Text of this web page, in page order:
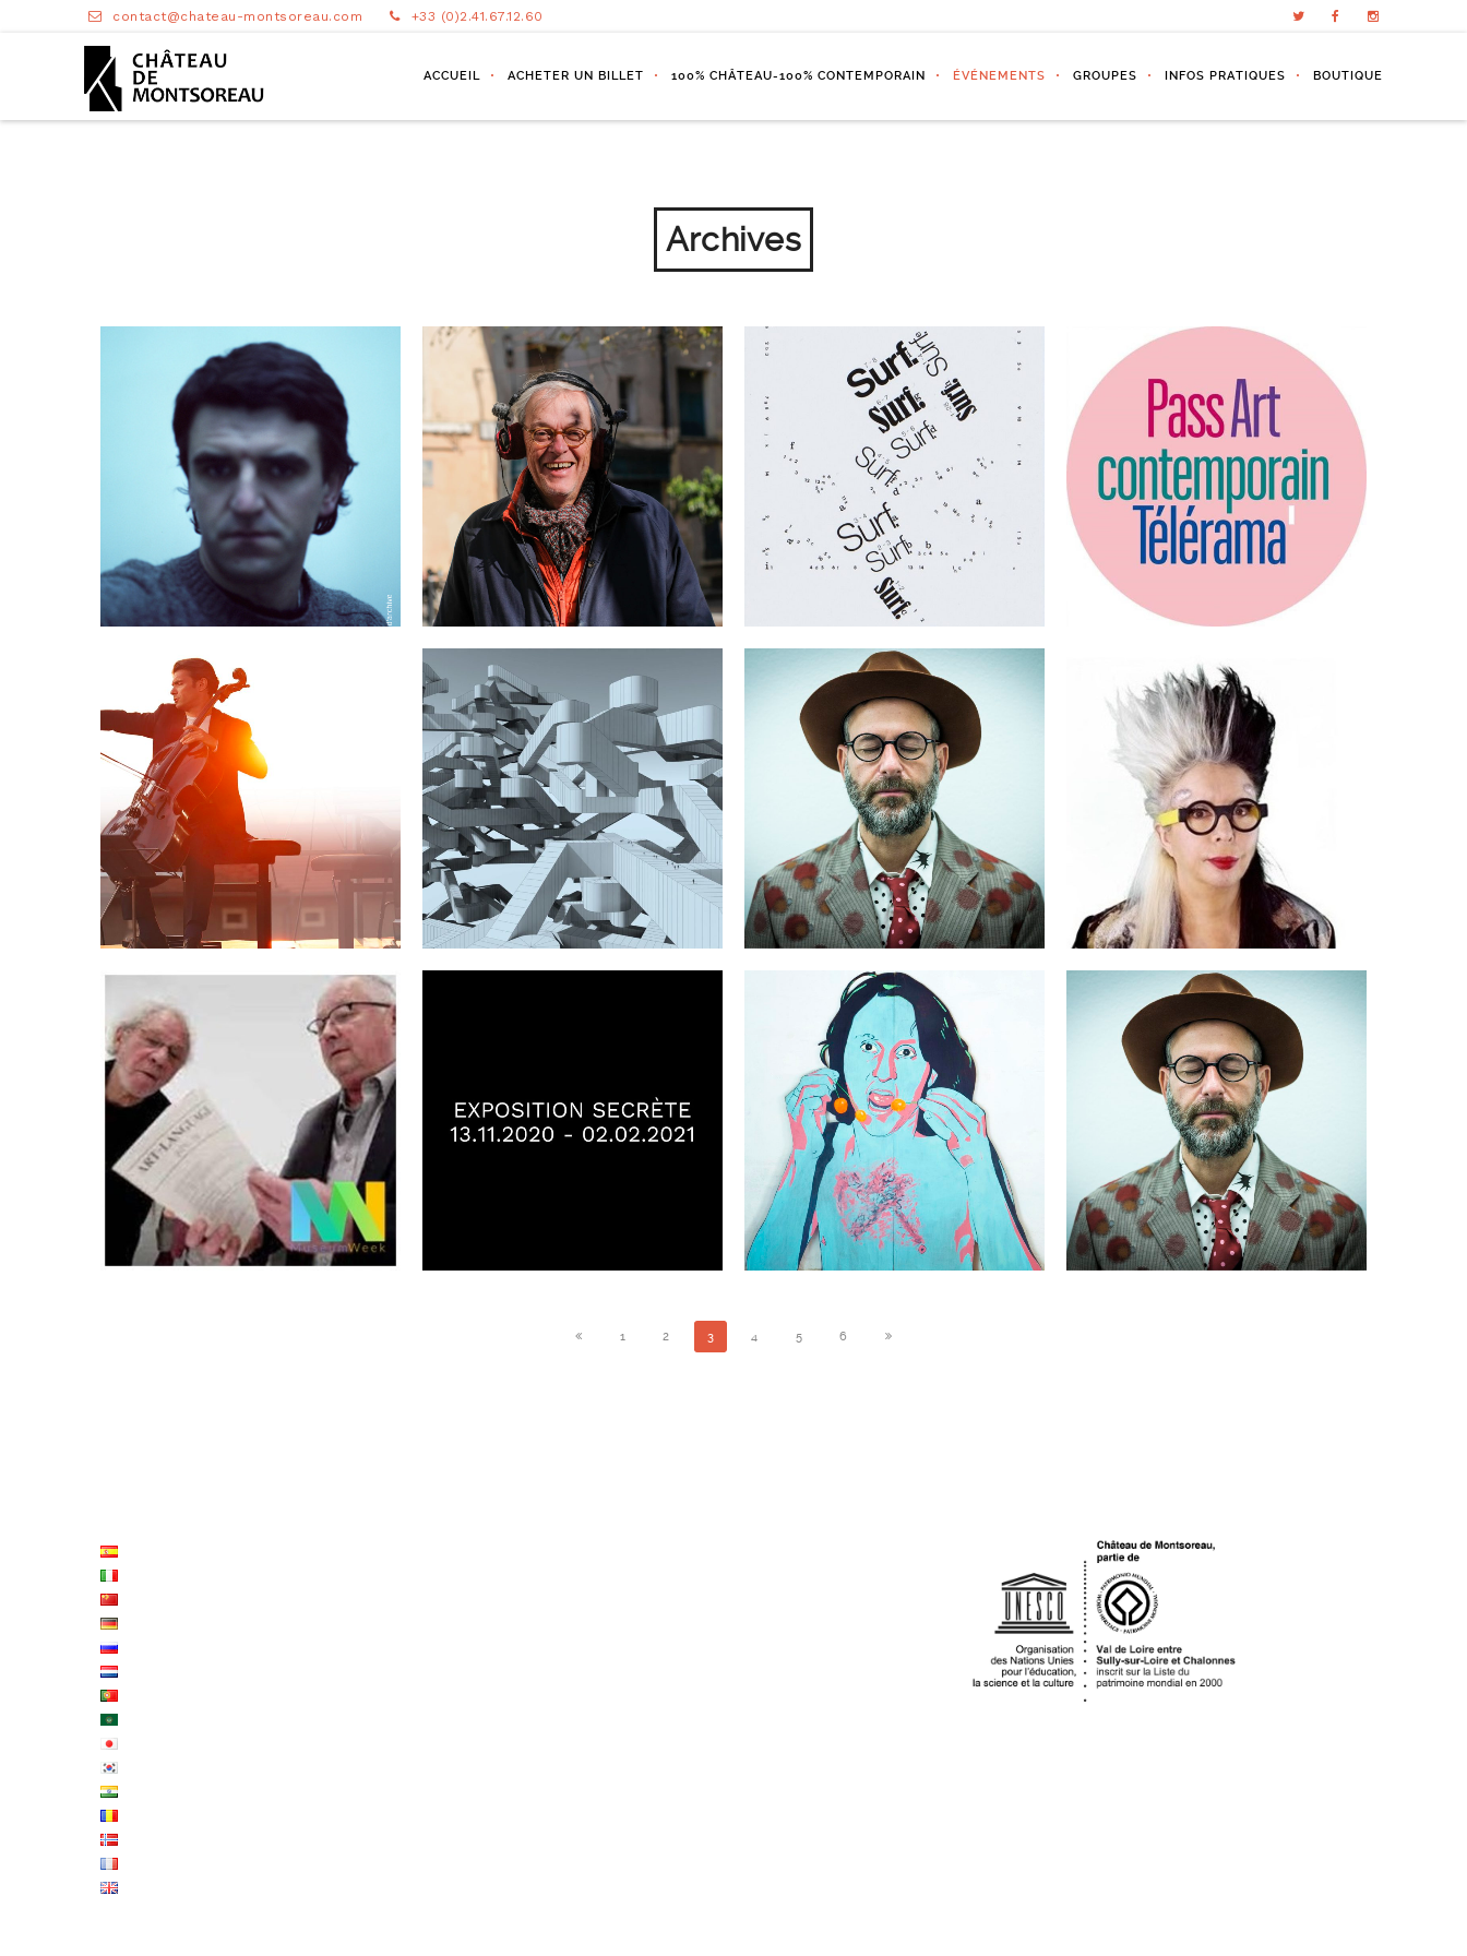
contact@chateau-montsoreau.com +33 (0)2.41.67.12.60
ACCUEIL ACHETER UN BILLET 100% CHÂTEAU-100% CONTEMPORAIN ÉVÉNEMENTS GROUPES INFOS PRATIQUES BOUTIQUE
Archives
PATRICK TOSANI
INTROSPECTIVE 07.07-
09.11.2022
ÉVÉNEMENTS ARCHIVES
RENCONTRE AVEC DENIS
MUZET 9 SEPTEMBRE 18H30
ÉVÉNEMENTS ARCHIVES
EXPO WWW.ART-
LANGUAGE.ORG 22.03 –
30.06.2022
ÉVÉNEMENTS ARCHIVES
PASS ART CONTEMPORAIN
TÉLÉRAMA 19.10-31.12.2022
ÉVÉNEMENTS ARCHIVES
GAUTIER CAPUÇON 9
JUILLET 2022 20H30
ÉVÉNEMENTS ARCHIVES
TOMORROW’S SHELTER
DIDIER FIÚZA FAUSTINO
03.07-30.11.2021
ÉVÉNEMENTS ARCHIVES
1996. KENNETH GOLDSMITH
22.05-01.07.2021
ÉVÉNEMENTS ARCHIVES
2021: ORLAN
ÉVÉNEMENTS ARCHIVES, PRIX FRANÇOIS
MORELLET
MUSEUMWEEK OPENING
EVENT 06.06.2021 22H
ÉVÉNEMENTS ARCHIVES
EXPOSITION SECRÈTE
13.11.2020 – 02.02.2021
JACQUES HALBERT. CERISES
10.07 – 13.11.2020
ÉVÉNEMENTS ARCHIVES
KENNETH GOLDSMITH PRIX
FRANÇOIS MORELLET 11
OCTOBRE 2020
ÉVÉNEMENTS ARCHIVES
1 2 3 4 5 6